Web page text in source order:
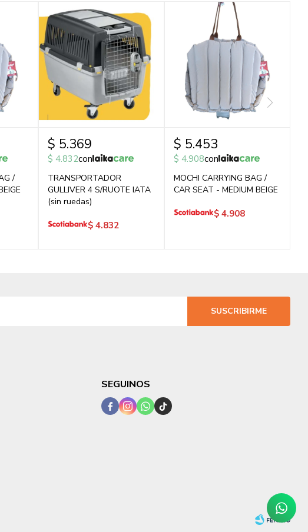
/
$ 5.369
$ 4.832con
TRANSPORTADOR
GULLIVER 4 S/RUOTE IATA
(sin ruedas)
$ 4.832
$ 5.453
$ 4.908con
MOCHI CARRYING BAG /
CAR SEAT - MEDIUM BEIGE
$ 4.908
SUSCRIBIRME
SEGUINOS
   